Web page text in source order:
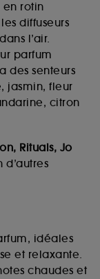
en rotin
diffuseurs
l’air.
parfum
des senteurs
jasmin, fleur
citron
Rituals, Jo
d’autres
idéales
et relaxante.
chaudes et